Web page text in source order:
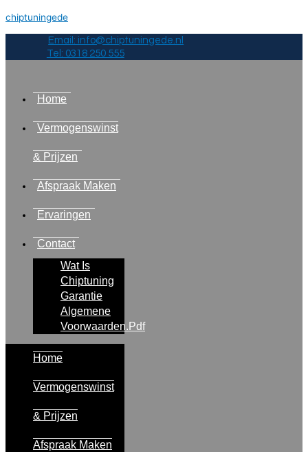
chiptuningede
Email: info@chiptuningede.nl
Tel: 0318 250 555
Home
Vermogenswinst
& Prijzen
Afspraak Maken
Ervaringen
Contact
Wat Is
Chiptuning
Garantie
Algemene
Voorwaarden.pdf
Home
Vermogenswinst
& Prijzen
Afspraak Maken